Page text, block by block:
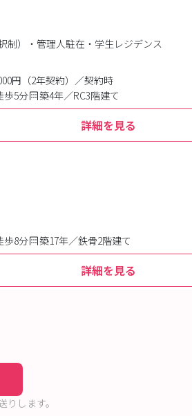
制）・管理人駐在・学生レジデンス
円（2年契約）／契約時
歩5分
築4年／RC3階建て
詳細を見る
歩8分 築17年／鉄骨2階建て
詳細を見る
します。